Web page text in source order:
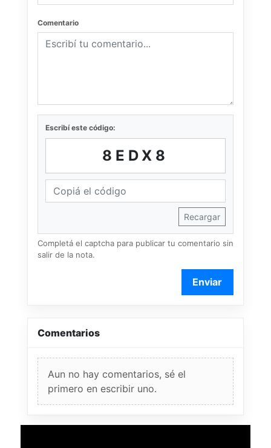
Comentario
Escribí este código:
8EDX8
Recargar
Completá el captcha para publicar tu comentario sin
salir de la nota.
Enviar
Comentarios
Aun no hay comentarios, sé el
primero en escribir uno.